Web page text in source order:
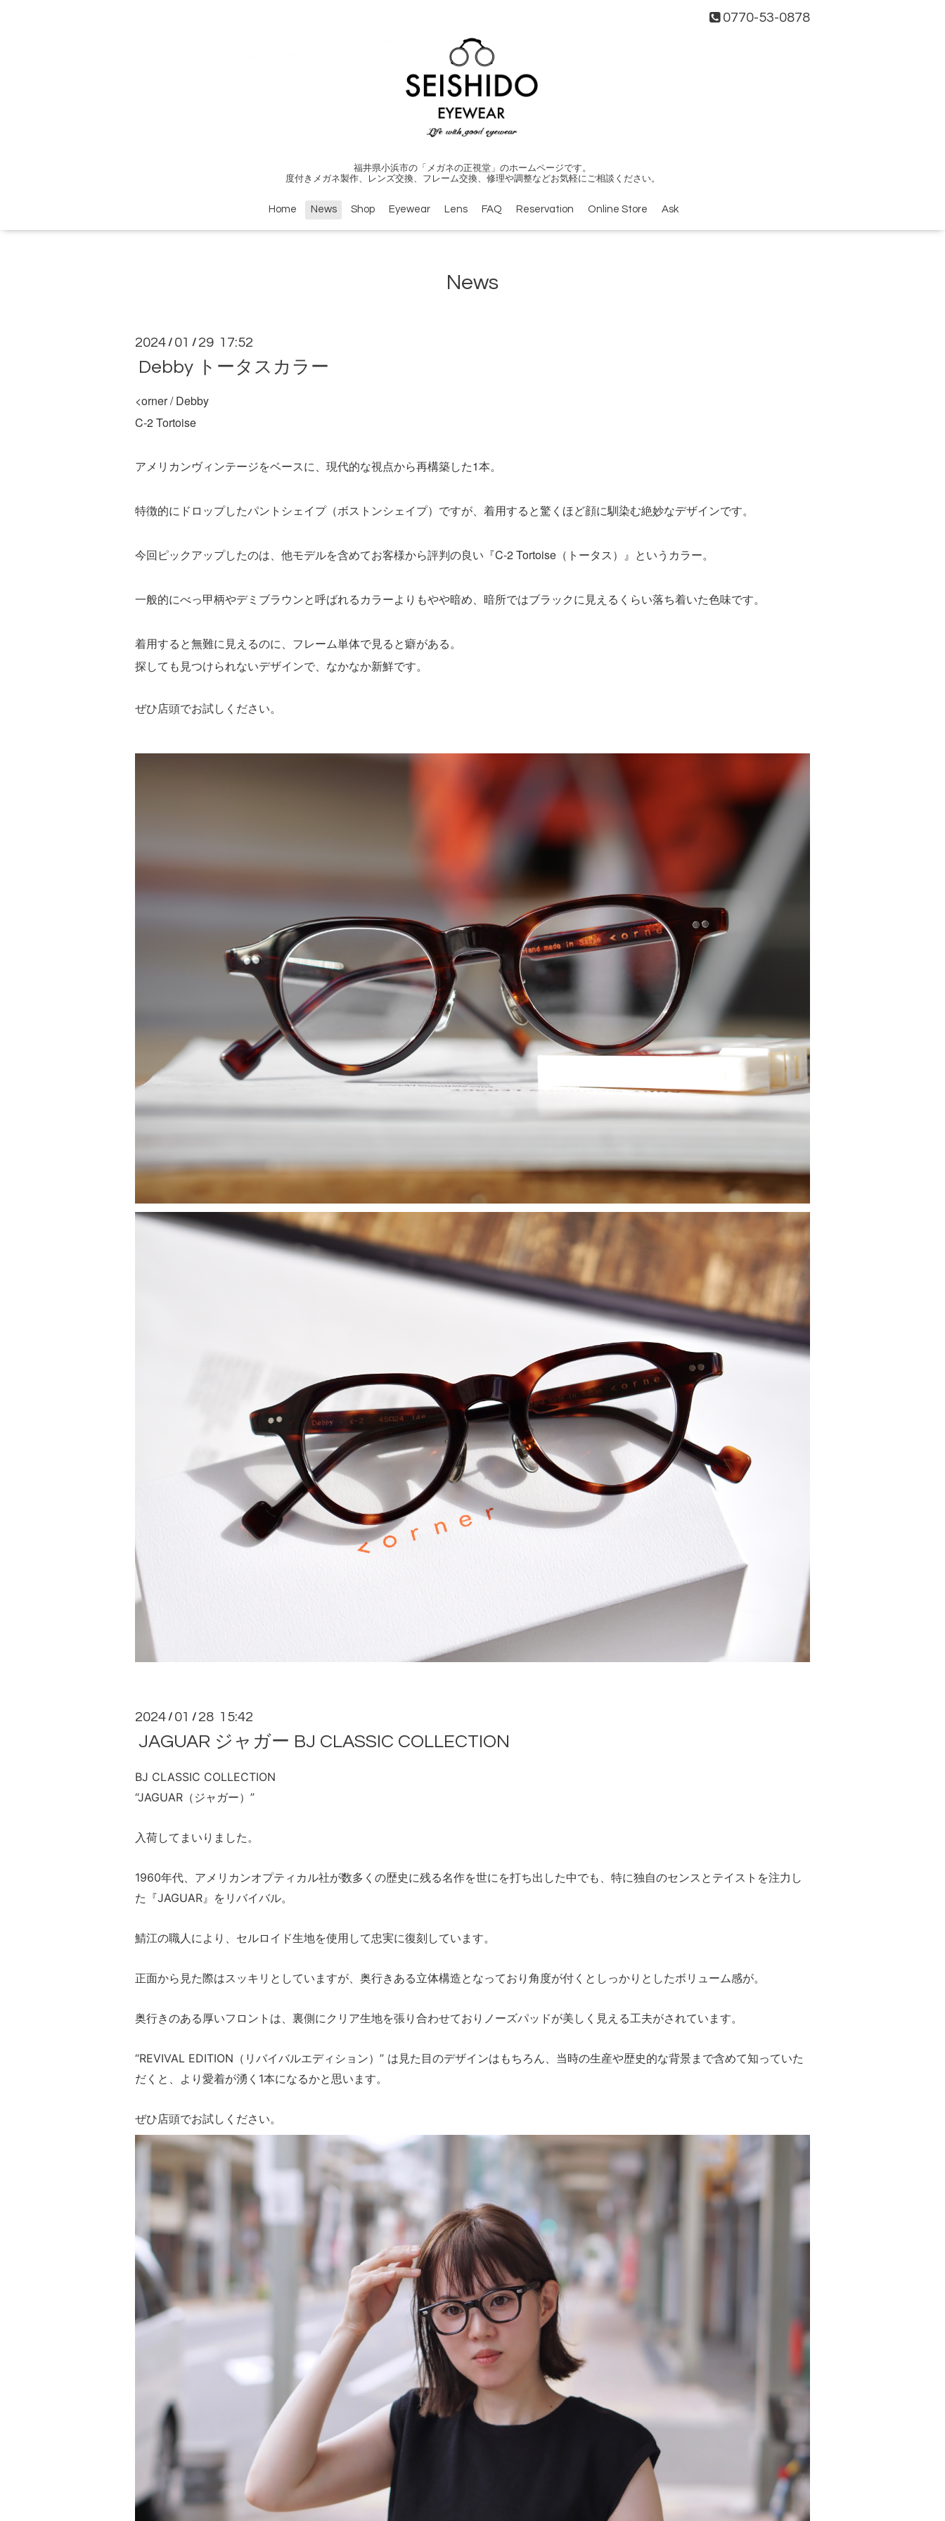
0770-53-0878
福井県小浜市の「メガネの正視堂」のホームページです。
度付きメガネ製作、レンズ交換、フレーム交換、修理や調整などお気軽にご相談ください。
Home News Shop Eyewear Lens FAQ Reservation Online Store Ask
News
2024 / 01 / 29 17:52
Debby トータスカラー
<orner / Debby
C-2 Tortoise
アメリカンヴィンテージをベースに、現代的な視点から再構築した1本。
特徴的にドロップしたパントシェイプ（ボストンシェイプ）ですが、着用すると驚くほど顔に馴染む絶妙なデザインです。
今回ピックアップしたのは、他モデルを含めてお客様から評判の良い『C-2 Tortoise（トータス）』というカラー。
一般的にべっ甲柄やデミブラウンと呼ばれるカラーよりもやや暗め、暗所ではブラックに見えるくらい落ち着いた色味です。
着用すると無難に見えるのに、フレーム単体で見ると癖がある。
探しても見つけられないデザインで、なかなか新鮮です。
ぜひ店頭でお試しください。
2024 / 01 / 28 15:42
JAGUAR ジャガー BJ CLASSIC COLLECTION
BJ CLASSIC COLLECTION
“JAGUAR（ジャガー）”
入荷してまいりました。
1960年代、アメリカンオプティカル社が数多くの歴史に残る名作を世にを打ち出した中でも、特に独自のセンスとテイストを注力し
た『JAGUAR』をリバイバル。
鯖江の職人により、セルロイド生地を使用して忠実に復刻しています。
正面から見た際はスッキリとしていますが、奥行きある立体構造となっており角度が付くとしっかりとしたボリューム感が。
奥行きのある厚いフロントは、裏側にクリア生地を張り合わせておりノーズパッドが美しく見える工夫がされています。
“REVIVAL EDITION（リバイバルエディション）” は見た目のデザインはもちろん、当時の生産や歴史的な背景まで含めて知っていた
だくと、より愛着が湧く1本になるかと思います。
ぜひ店頭でお試しください。